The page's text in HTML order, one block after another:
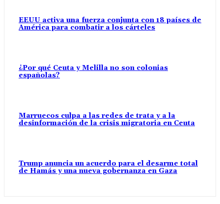
EEUU activa una fuerza conjunta con 18 países de
América para combatir a los cárteles
¿Por qué Ceuta y Melilla no son colonias
españolas?
Marruecos culpa a las redes de trata y a la
desinformación de la crisis migratoria en Ceuta
Trump anuncia un acuerdo para el desarme total
de Hamás y una nueva gobernanza en Gaza